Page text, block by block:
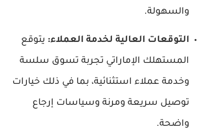
والسهولة.
التوقعات العالية لخدمة العملاء: يتوقع
المستهلك الإماراتي تجربة تسوق سلسة
وخدمة عملاء استثنائية، بما في ذلك خيارات
توصيل سريعة ومرنة وسياسات إرجاع
واضحة.